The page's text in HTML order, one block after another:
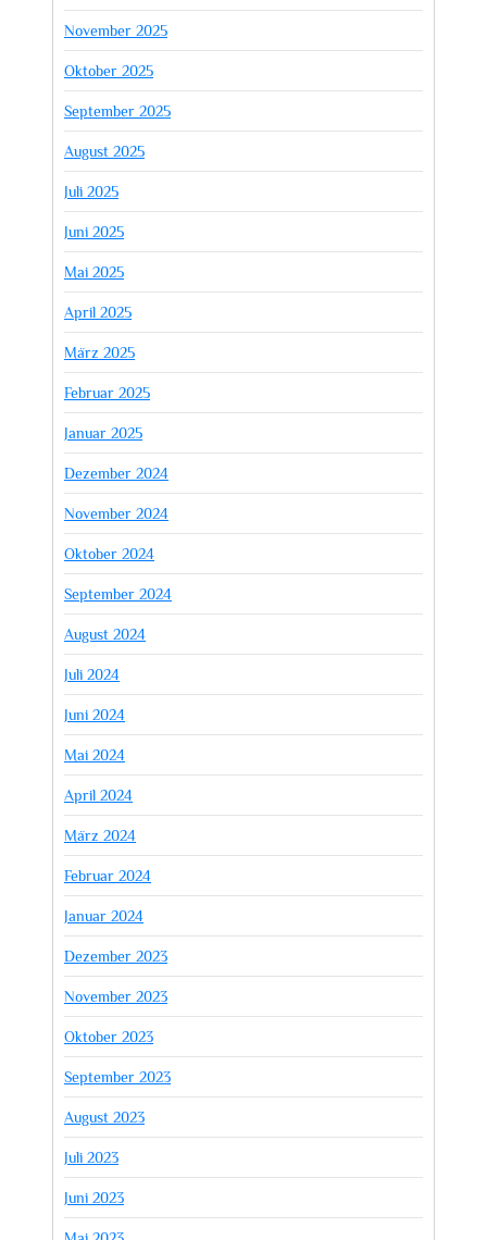
November 2025
Oktober 2025
September 2025
August 2025
Juli 2025
Juni 2025
Mai 2025
April 2025
März 2025
Februar 2025
Januar 2025
Dezember 2024
November 2024
Oktober 2024
September 2024
August 2024
Juli 2024
Juni 2024
Mai 2024
April 2024
März 2024
Februar 2024
Januar 2024
Dezember 2023
November 2023
Oktober 2023
September 2023
August 2023
Juli 2023
Juni 2023